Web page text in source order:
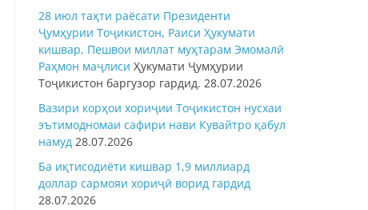
28 июл таҳти раёсати Президенти
Ҷумҳурии Тоҷикистон, Раиси Ҳукумати
кишвар, Пешвои миллат муҳтарам Эмомалӣ
Раҳмон маҷлиси Ҳукумати Ҷумҳурии
Тоҷикистон баргузор гардид. 28.07.2026
Вазири корҳои хориҷии Тоҷикистон нусхаи
эътимодномаи сафири нави Кувайтро қабул
намуд 28.07.2026
Ба иқтисодиёти кишвар 1,9 миллиард
доллар сармояи хориҷӣ ворид гардид
28.07.2026